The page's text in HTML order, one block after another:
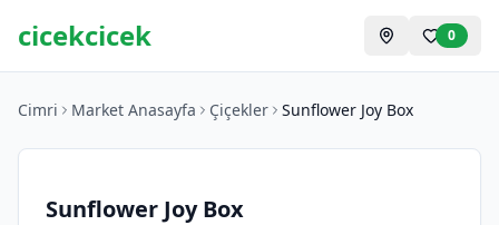
cicekcicek 0
Cimri Market Anasayfa Çiçekler Sunflower Joy Box
Sunflower Joy Box